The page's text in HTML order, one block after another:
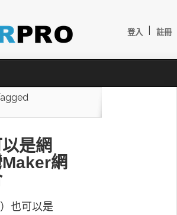
登入 註冊
是網
網
也可以是